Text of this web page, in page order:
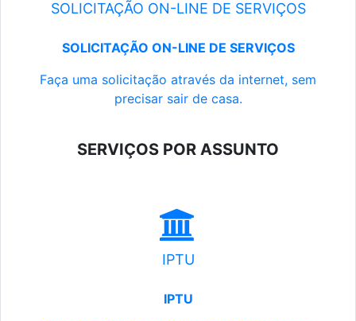
SOLICITAÇÃO ON-LINE DE SERVIÇOS
SOLICITAÇÃO ON-LINE DE SERVIÇOS
Faça uma solicitação através da internet, sem
precisar sair de casa.
SERVIÇOS POR ASSUNTO
IPTU
IPTU